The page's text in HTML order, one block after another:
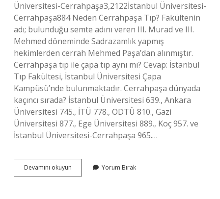
Üniversitesi-Cerrahpaşa3,2122İstanbul Üniversitesi-
Cerrahpaşa884 Neden Cerrahpaşa Tıp? Fakültenin
adı; bulunduğu semte adını veren III. Murad ve III.
Mehmed döneminde Sadrazamlık yapmış
hekimlerden cerrah Mehmed Paşa’dan alınmıştır.
Cerrahpaşa tıp ile çapa tıp aynı mı? Cevap: İstanbul
Tıp Fakültesi, İstanbul Üniversitesi Çapa
Kampüsü’nde bulunmaktadır. Cerrahpaşa dünyada
kaçıncı sırada? İstanbul Üniversitesi 639., Ankara
Üniversitesi 745., İTÜ 778., ODTÜ 810., Gazi
Üniversitesi 877., Ege Üniversitesi 889., Koç 957. ve
İstanbul Üniversitesi-Cerrahpaşa 965.…
Devamını okuyun Cerrahpaşa
Tıp
Yorum Bırak